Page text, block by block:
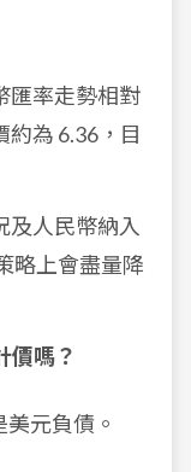
匯率走勢相對
為 6.36，目
及人民幣納入
略上會盡量降
價嗎？
元負債。